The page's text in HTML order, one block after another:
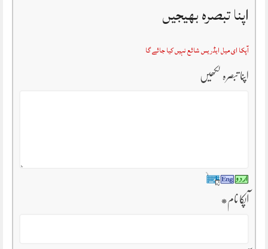
اپنا تبصرہ بھیجیں
آپکا ای میل ایڈریس شائع نہیں کیا جائے گا
اپنا تبصرہ لکھیں
آپکا نام*